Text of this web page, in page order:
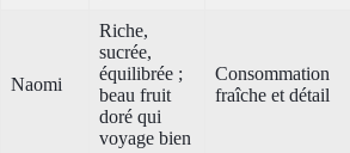
Naomi
Riche,
sucrée,
équilibrée ;
beau fruit
doré qui
voyage bien
Consommation
fraîche et détail